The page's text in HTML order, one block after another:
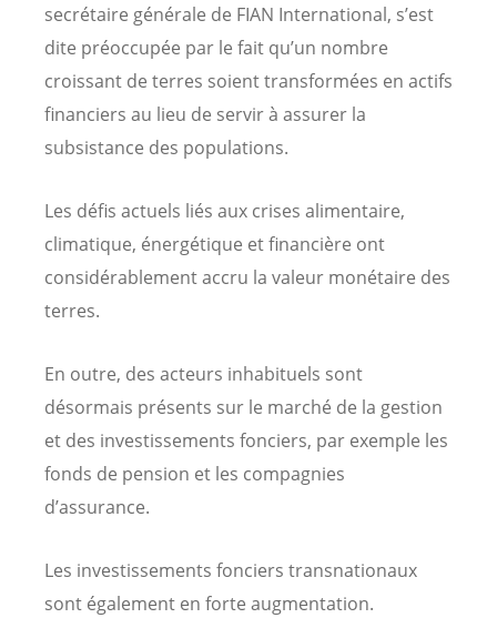
secrétaire générale de FIAN International, s’est
dite préoccupée par le fait qu’un nombre
croissant de terres soient transformées en actifs
financiers au lieu de servir à assurer la
subsistance des populations.
Les défis actuels liés aux crises alimentaire,
climatique, énergétique et financière ont
considérablement accru la valeur monétaire des
terres.
En outre, des acteurs inhabituels sont
désormais présents sur le marché de la gestion
et des investissements fonciers, par exemple les
fonds de pension et les compagnies
d’assurance.
Les investissements fonciers transnationaux
sont également en forte augmentation.